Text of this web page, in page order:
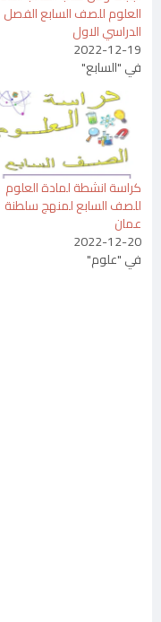
العلوم للصف السابع الفصل
الدراسي الاول
2022-12-19
في "السابع"
كراسة انشطة لمادة العلوم
للصف السابع لمنهج سلطنة
عمان
2022-12-20
في "علوم"